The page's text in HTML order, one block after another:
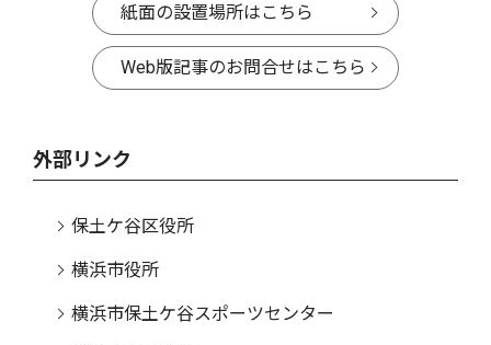
紙面の設置場所はこちら
Web版記事のお問合せはこちら
外部リンク
保土ケ谷区役所
横浜市役所
横浜市保土ケ谷スポーツセンター